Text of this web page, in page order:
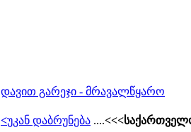
დავით გარეჯი - მრავალწყარო
<უკან დაბრუნება ....